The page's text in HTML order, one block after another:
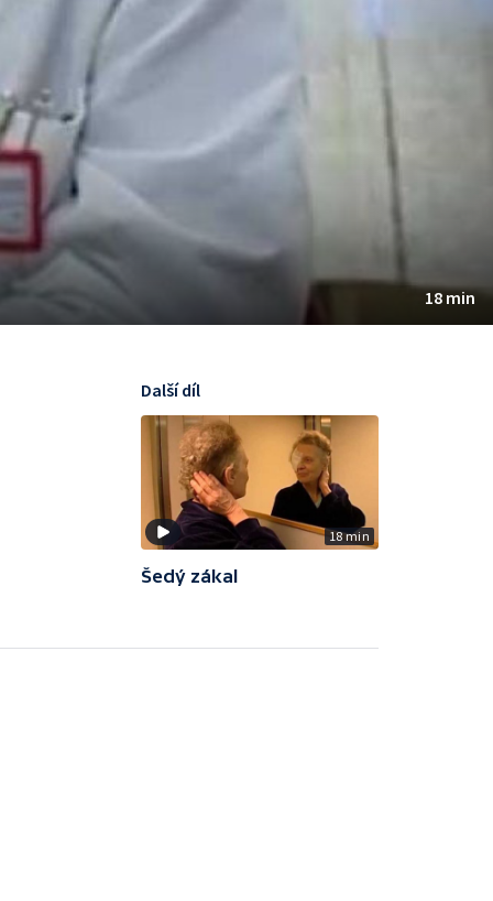
18 min
18 min
Další díl
Šedý zákal